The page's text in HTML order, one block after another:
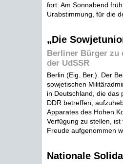
fort. Am Sonnabend
Urabstimmung, für die
„Die
Berliner Bürger zu
der UdSSR
Berlin (Eig. Ber.). Der
sowjetischen
in Deutschland, die das
DDR betreffen,
Apparates des Hohen
Verfügung zu stellen,
Freude aufgenommen
Nationale